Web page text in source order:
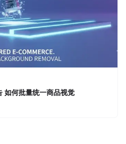
如何批量统一商品视觉